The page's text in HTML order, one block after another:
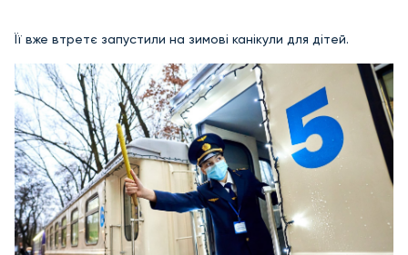
Її вже втретє запустили на зимові канікули для дітей.